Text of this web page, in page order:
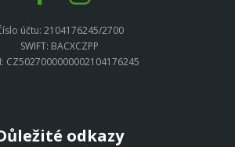
účtu: 2104176245/2700
SWIFT: BACXCZPP
CZ5027000000002104176245
odkazy